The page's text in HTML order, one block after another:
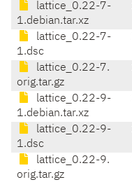
lattice_0.22-7-
1.debian.tar.xz
lattice_0.22-7-
1.dsc
lattice_0.22-7.
orig.tar.gz
lattice_0.22-9-
1.debian.tar.xz
lattice_0.22-9-
1.dsc
lattice_0.22-9.
orig.tar.gz